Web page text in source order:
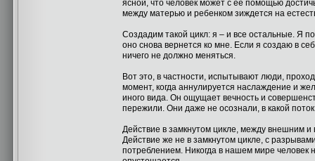
ясной, что человек может с ее помощью
между матерью и ребенком зиждется на
Создадим такой цикл: я – и все остальные. Я
оно снова вернется ко мне. Если я создаю в
ничего не должно меняться.
Вот это, в частности, испытывают люди,
момент, когда аннулируется наслаждение и
иного вида. Он ощущает вечность и
пережили. Они даже не осознали, в какой
Действие в замкнутом цикле, между внешним
Действие же не в замкнутом цикле, с
потреблением. Никогда в нашем мире